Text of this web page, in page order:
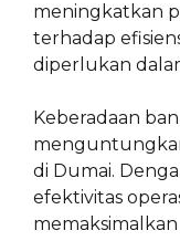
meningkatkan
terhadap
diperlukan
Keberadaan
di Dumai.
efektivitas